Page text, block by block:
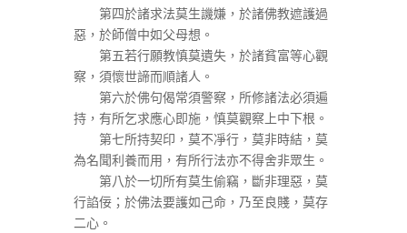
第四於諸求法莫生譏嫌，於諸佛教遮護過
惡，於師僧中如父母想。
第五若行願教慎莫遺失，於諸貧富等心觀
察，須懷世諦而順諸人。
第六於佛句偈常須警察，所修諸法必須遍
持，有所乞求應心即施，慎莫觀察上中下根。
第七所持契印，莫不凈行，莫非時結，莫
為名聞利養而用，有所行法亦不得舍非眾生。
第八於一切所有莫生偷竊，斷非理惡，莫
行諂佞；於佛法要護如己命，乃至良賤，莫存
二心。